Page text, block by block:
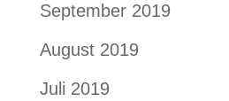
September 2019
August 2019
Juli 2019